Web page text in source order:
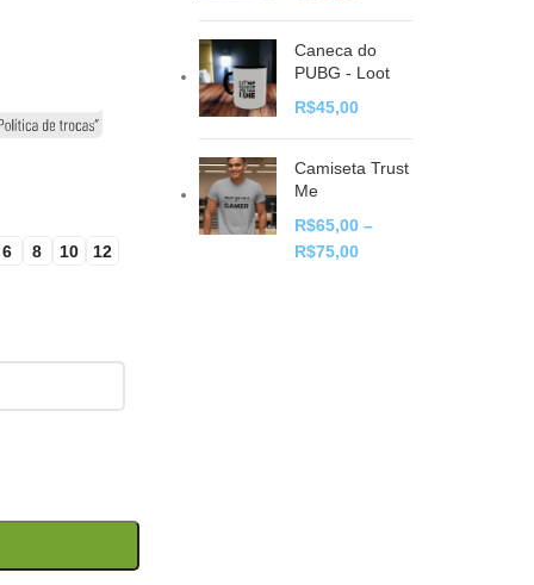
6 8 10 12
Caneca do
PUBG - Loot
R$45,00
Camiseta Trust
Me
R$65,00 –
R$75,00